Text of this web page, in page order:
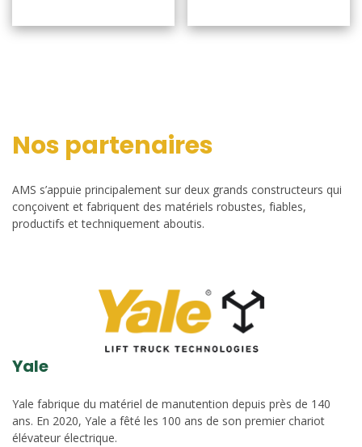
Nos partenaires
AMS s’appuie principalement sur deux grands constructeurs qui
conçoivent et fabriquent des matériels robustes, fiables,
productifs et techniquement aboutis.
Yale
Yale fabrique du matériel de manutention depuis près de 140
ans. En 2020, Yale a fêté les 100 ans de son premier chariot
élévateur électrique.